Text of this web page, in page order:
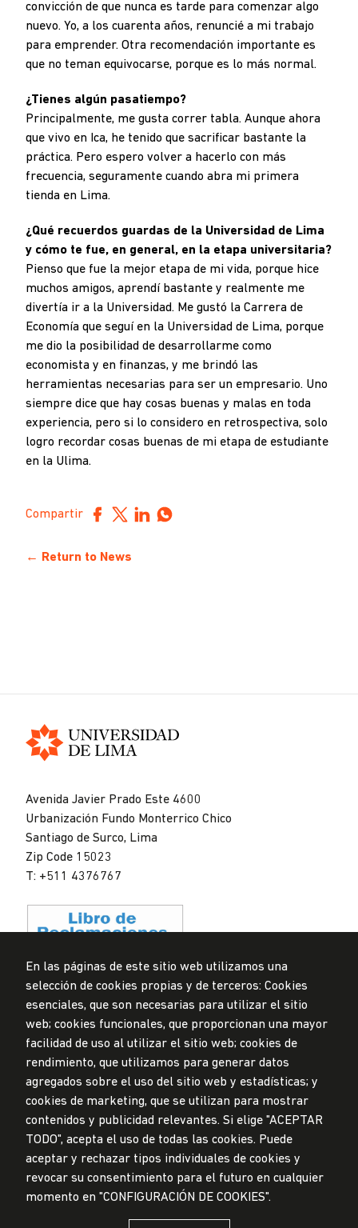
convicción de que nunca es tarde para comenzar algo
nuevo. Yo, a los cuarenta años, renuncié a mi trabajo
para emprender. Otra recomendación importante es
que no teman equivocarse, porque es lo más normal.
¿Tienes algún pasatiempo?
Principalmente, me gusta correr tabla. Aunque ahora
que vivo en Ica, he tenido que sacrificar bastante la
práctica. Pero espero volver a hacerlo con más
frecuencia, seguramente cuando abra mi primera
tienda en Lima.
¿Qué recuerdos guardas de la Universidad de Lima
y cómo te fue, en general, en la etapa universitaria?
Pienso que fue la mejor etapa de mi vida, porque hice
muchos amigos, aprendí bastante y realmente me
divertía ir a la Universidad. Me gustó la Carrera de
Economía que seguí en la Universidad de Lima, porque
me dio la posibilidad de desarrollarme como
economista y en finanzas, y me brindó las
herramientas necesarias para ser un empresario. Uno
siempre dice que hay cosas buenas y malas en toda
experiencia, pero si lo considero en retrospectiva, solo
logro recordar cosas buenas de mi etapa de estudiante
en la Ulima.
Compartir
← Return to News
Avenida Javier Prado Este 4600
Urbanización Fundo Monterrico Chico
Santiago de Surco, Lima
Zip Code 15023
T: +511 4376767
Data Protection Policy
Submission Office
© Universidad de Lima, 2024
All Rights Reserved
Designed byPartners
UNIVERSIDAD DE LIMA IS MEMBER OF
En las páginas de este sitio web utilizamos una
selección de cookies propias y de terceros: Cookies
esenciales, que son necesarias para utilizar el sitio
web; cookies funcionales, que proporcionan una mayor
facilidad de uso al utilizar el sitio web; cookies de
rendimiento, que utilizamos para generar datos
agregados sobre el uso del sitio web y estadísticas; y
cookies de marketing, que se utilizan para mostrar
contenidos y publicidad relevantes. Si elige "ACEPTAR
TODO", acepta el uso de todas las cookies. Puede
aceptar y rechazar tipos individuales de cookies y
revocar su consentimiento para el futuro en cualquier
momento en "CONFIGURACIÓN DE COOKIES".